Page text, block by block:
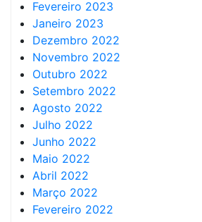
Fevereiro 2023
Janeiro 2023
Dezembro 2022
Novembro 2022
Outubro 2022
Setembro 2022
Agosto 2022
Julho 2022
Junho 2022
Maio 2022
Abril 2022
Março 2022
Fevereiro 2022